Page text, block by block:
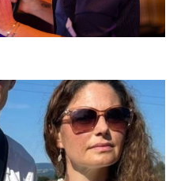
Acoustic Cover) ...